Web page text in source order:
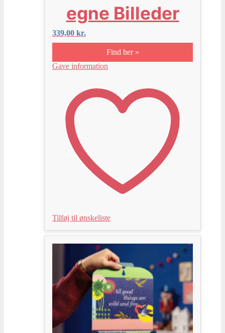
egne Billeder
339,00 kr.
Find her »
Gave information
Tilføj til ønskeliste